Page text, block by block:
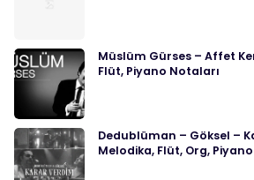
Müslüm Gürses – Affet
Flüt, Piyano Notaları
Dedublüman – Göksel –
Melodika, Flüt, Org,